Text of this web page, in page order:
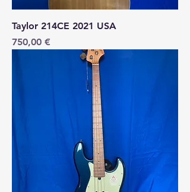
Taylor 214CE 2021 USA
Price
750,00 €